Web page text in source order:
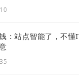
代，营销的形式
、头条等九大渠
账号上产生的客
市场部工作人员查
：站点智能了，不懂